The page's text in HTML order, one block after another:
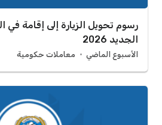
رسوم تحويل الزيارة إلى إقامة في
الجديد 2026
الأسبوع الماضي معاملات حكومية